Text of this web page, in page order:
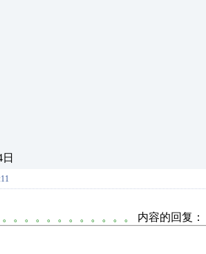
。。。。。。。。。。。 内容的回复：